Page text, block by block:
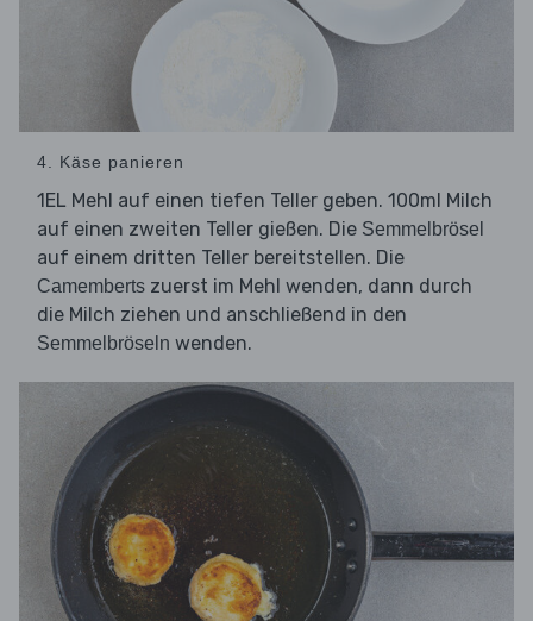
4. Käse panieren
1EL Mehl auf einen tiefen Teller geben. 100ml Milch
auf einen zweiten Teller gießen. Die Semmelbrösel
auf einem dritten Teller bereitstellen. Die
Camemberts zuerst im Mehl wenden, dann durch
die Milch ziehen und anschließend in den
Semmelbröseln wenden.